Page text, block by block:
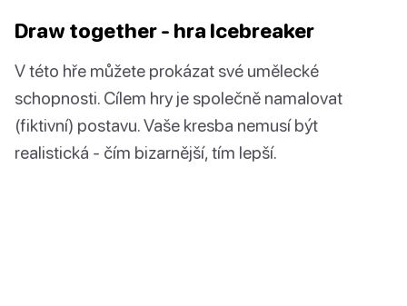
Draw together - hra Icebreaker
V této hře můžete prokázat své umělecké
schopnosti. Cílem hry je společně namalovat
(fiktivní) postavu. Vaše kresba nemusí být
realistická - čím bizarnější, tím lepší.